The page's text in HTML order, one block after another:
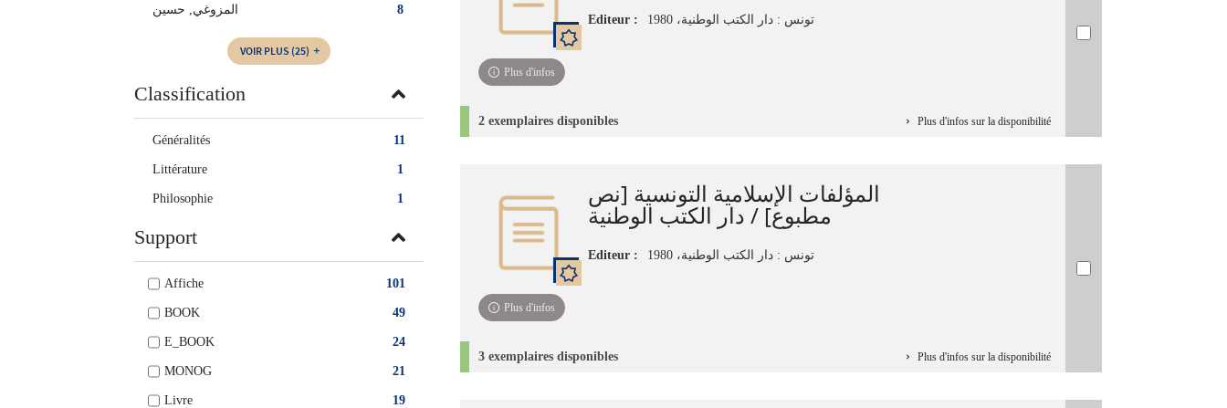
Editeur : تونس : دار الكتب الوطنية، 1980
Plus d'infos
2 exemplaires disponibles Plus d'infos sur la disponibilité
المؤلفات الإسلامية التونسية [نص
مطبوع] / دار الكتب الوطنية
Editeur : تونس : دار الكتب الوطنية، 1980
Plus d'infos
3 exemplaires disponibles Plus d'infos sur la disponibilité
8 المزوغي‏, ‏حسين‏
VOIR PLUS (25)
Classification
11
Généralités
1
Littérature
1
Philosophie
Support
101
Affiche
49
BOOK
24
E_BOOK
21
MONOG
19
Livre